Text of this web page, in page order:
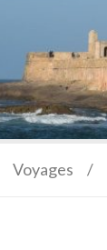
Voyages /